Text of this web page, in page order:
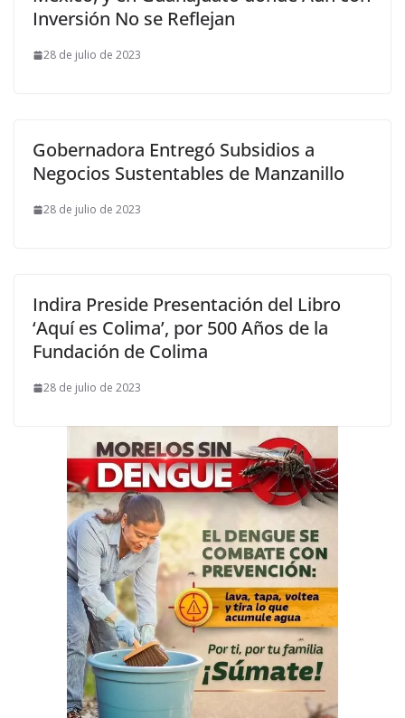
Inversión No se Reflejan
28 de julio de 2023
Gobernadora Entregó Subsidios a
Negocios Sustentables de Manzanillo
28 de julio de 2023
Indira Preside Presentación del Libro
‘Aquí es Colima’, por 500 Años de la
Fundación de Colima
28 de julio de 2023